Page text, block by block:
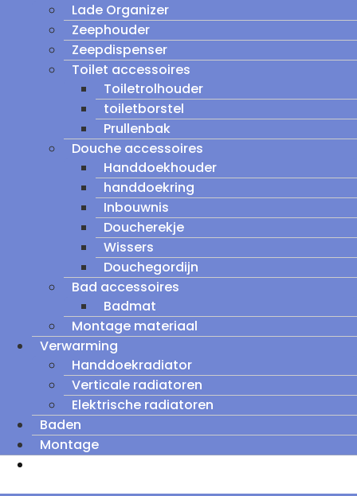
Lade Organizer
Zeephouder
Zeepdispenser
Toilet accessoires
Toiletrolhouder
toiletborstel
Prullenbak
Douche accessoires
Handdoekhouder
handdoekring
Inbouwnis
Doucherekje
Wissers
Douchegordijn
Bad accessoires
Badmat
Montage materiaal
Verwarming
Handdoekradiator
Verticale radiatoren
Elektrische radiatoren
Baden
Montage